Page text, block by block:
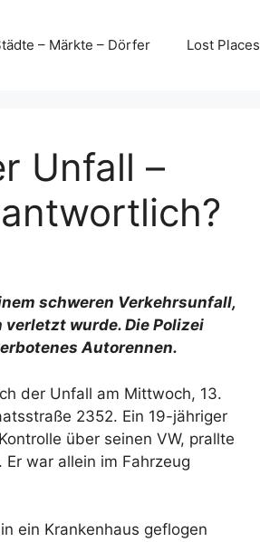
– Märkte – Dörfer Lost Places
Unfall –
schweren Verkehrsunfall,
wurde. Die Polizei
Autorennen.
der Unfall am Mittwoch, 13.
2352. Ein 19-jähriger
über seinen VW, prallte
war allein im Fahrzeug
ein Krankenhaus geflogen